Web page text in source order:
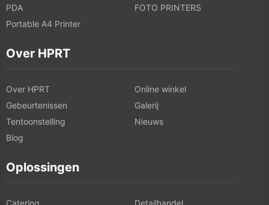
PDA
FOTO PRINTERS
Portable A4 Printer
Over HPRT
Over HPRT
Online winkel
Gebeurtenissen
Galerij
Tentoonstelling
Nieuws
Blog
Oplossingen